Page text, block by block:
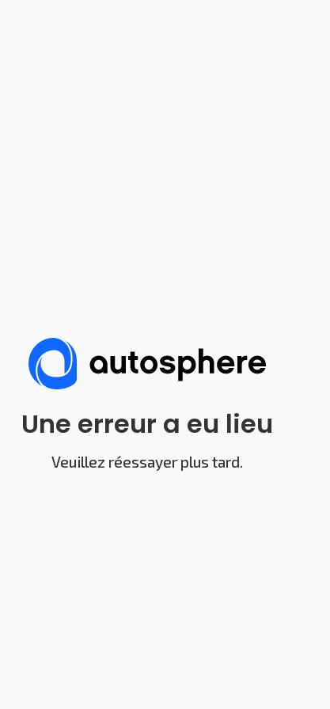
Une erreur a eu lieu
Veuillez réessayer plus tard.